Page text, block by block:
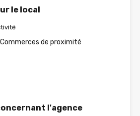
le local
Commerces de proximité
l'agence